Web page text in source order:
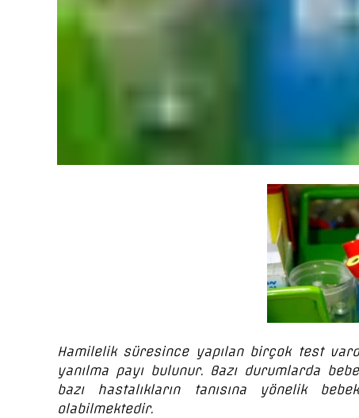
Hamilelik süresince yapılan birçok test
yanılma payı bulunur. Bazı durumlarda
bazı hastalıkların tanısına yönelik
olabilmektedir.